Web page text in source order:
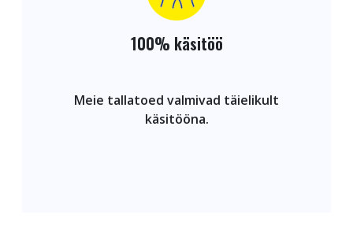
100% käsitöö
Meie tallatoed valmivad täielikult
käsitööna.